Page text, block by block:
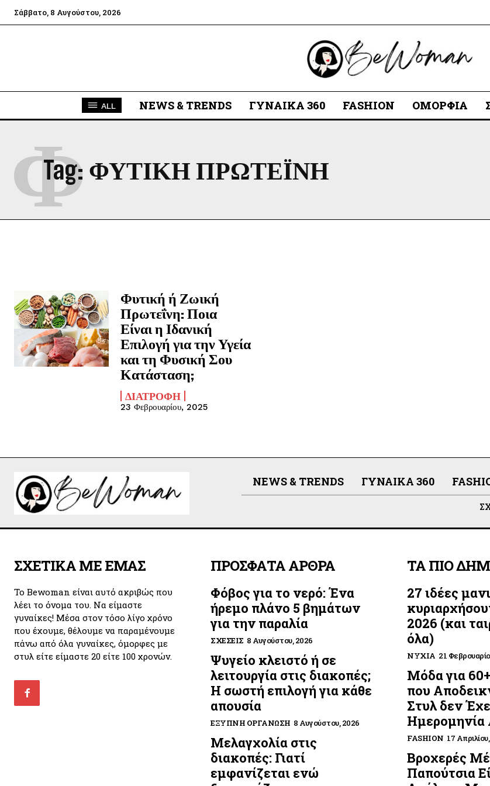
Σάββατο, 8 Αυγούστου, 2026
ALL NEWS & TRENDS ΓΥΝΑΊΚΑ 360 FASHION ΟΜΟΡΦΙΆ
Tag: ΦΥΤΙΚΗ ΠΡΩΤΕΪΝΗ
Φ
Φυτική ή Ζωική
Πρωτεΐνη: Ποια
Είναι η Ιδανική
Επιλογή για την Υγεία
και τη Φυσική Σου
Κατάσταση;
ΔΙΑΤΡΟΦΉ
23 Φεβρουαρίου, 2025
NEWS & TRENDS ΓΥΝΑΊΚΑ 360
ΣΧΕΤΙΚΑ ΜΕ ΕΜΑΣ
Το Bewoman είναι αυτό ακριβώς που
λέει το όνομα του. Να είμαστε
γυναίκες! Μέσα στον τόσο λίγο χρόνο
που έχουμε, θέλουμε να παραμένουμε
πάνω από όλα γυναίκες, όμορφες με
στυλ είτε είμαστε 20 είτε 100 χρονών.
ΠΡΟΣΦΑΤΑ ΑΡΘΡΑ
Φόβος για το νερό: Ένα
ήρεμο πλάνο 5 βημάτων
για την παραλία
ΣΧΈΣΕΙΣ 8 Αυγούστου, 2026
Ψυγείο κλειστό ή σε
λειτουργία στις διακοπές;
Η σωστή επιλογή για κάθε
απουσία
ΈΞΥΠΝΗ ΟΡΓΆΝΩΣΗ 8 Αυγούστου, 2026
Μελαγχολία στις
διακοπές: Γιατί
εμφανίζεται ενώ
ΤΑ ΠΙΟ
27 ιδέες
2026 (και
όλα)
ΝΎΧΙΑ 21
Μόδα για
που
Στυλ δεν
Ημερομηνία
FASHION 17
Βροχερές
Παπούτσια